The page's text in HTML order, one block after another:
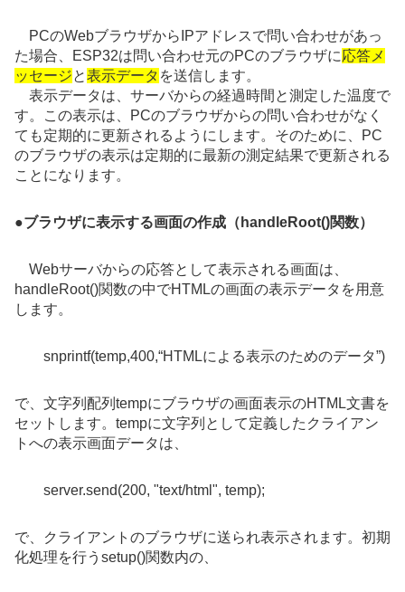
PCのWebブラウザからIPアドレスで問い合わせがあっ
た場合、ESP32は問い合わせ元のPCのブラウザに応答メ
ッセージと表示データ を送信します。
表示データは、サーバからの経過時間と測定した温度で
す。この表示は、PCのブラウザからの問い合わせがなく
ても定期的に更新されるようにします。そのために、PC
のブラウザの表示は定期的に最新の測定結果で更新される
ことになります。
●ブラウザに表示する画面の作成（handleRoot()関数）
Webサーバからの応答として表示される画面は、
handleRoot()関数の中でHTMLの画面の表示データを用意
します。
snprintf(temp,400,“HTMLによる表示のためのデータ”)
で、文字列配列tempにブラウザの画面表示のHTML文書を
セットします。tempに文字列として定義したクライアン
トへの表示画面データは、
server.send(200, "text/html", temp);
で、クライアントのブラウザに送られ表示されます。初期
化処理を行うsetup()関数内の、